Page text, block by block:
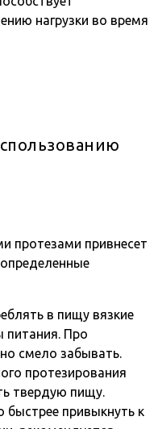
нагрузки во время
протезами привнесет
в пищу вязкие
питания. Про
смело забывать.
протезирования
твердую пищу.
привыкнуть к